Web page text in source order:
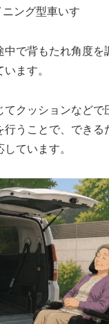
ング型車いす
中で背もたれ角度を
ます。
てクッションなどで
行うことで、できる
ています。